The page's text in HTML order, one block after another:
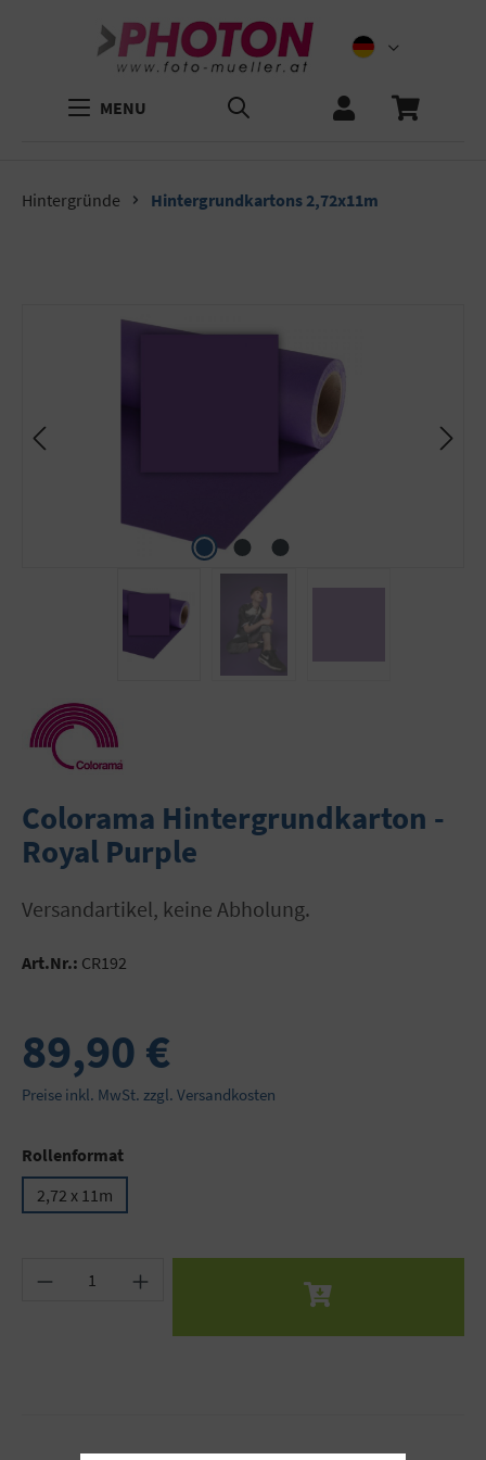
MENU
Hintergründe Hintergrundkartons 2,72x11m
Bildergalerie überspringen
Colorama Hintergrundkarton -
Royal Purple
Versandartikel, keine Abholung.
Art.Nr.: CR192
89,90 €
Preise inkl. MwSt. zzgl. Versandkosten
Rollenformatauswählen
2,72 x 11m
Produkt Anzahl: Gib den gewünschten Wert